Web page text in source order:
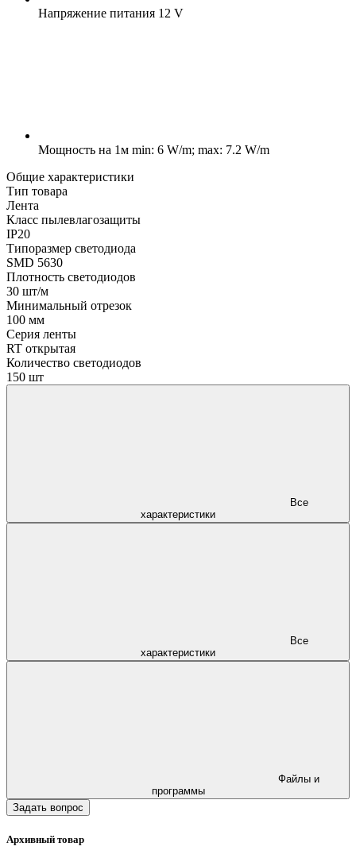
Напряжение питания 12 V
Мощность на 1м min: 6 W/m; max: 7.2 W/m
Общие характеристики
Тип товара
Лента
Класс пылевлагозащиты
IP20
Типоразмер светодиода
SMD 5630
Плотность светодиодов
30 шт/м
Минимальный отрезок
100 мм
Серия ленты
RT открытая
Количество светодиодов
150 шт
характеристики
характеристики
программы
Задать вопрос
Архивный товар